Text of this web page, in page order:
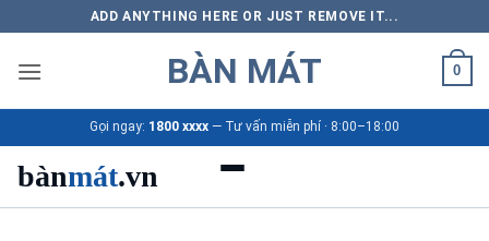
qua
nội
ADD ANYTHING HERE OR JUST REMOVE IT...
BÀN MÁT 0
Gọi ngay: 1800 xxxx — Tư vấn miễn phí · 8:00–18:00
bànmát.vn